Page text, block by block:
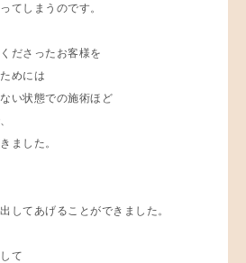
てしまうのです。
ださったお客様を
めには
い状態での施術ほど
ました。
してあげることができました。
て